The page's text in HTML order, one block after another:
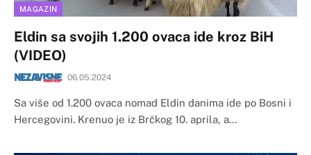
MAGAZIN
Eldin sa svojih 1.200 ovaca ide kroz BiH
(VIDEO)
06.05.2024
Sa više od 1.200 ovaca nomad Eldin danima ide po Bosni i
Hercegovini. Krenuo je iz Brčkog 10. aprila, a…